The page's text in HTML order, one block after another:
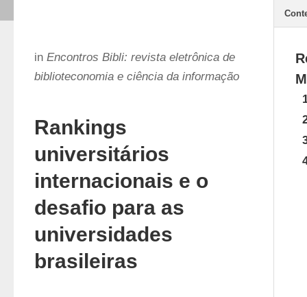
in Encontros Bibli: revista eletrônica de
biblioteconomia e ciência da informação
Rankings
universitários
internacionais e o
desafio para as
universidades
brasileiras